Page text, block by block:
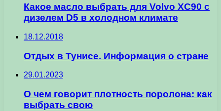
Какое масло выбрать для Volvo XC90 с
дизелем D5 в холодном климате
18.12.2018
Отдых в Тунисе. Информация о стране
29.01.2023
О чем говорит плотность поролона: как
выбрать свою